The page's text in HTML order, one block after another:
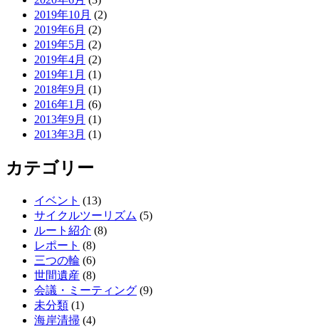
2019年10月 (2)
2019年6月 (2)
2019年5月 (2)
2019年4月 (2)
2019年1月 (1)
2018年9月 (1)
2016年1月 (6)
2013年9月 (1)
2013年3月 (1)
カテゴリー
イベント (13)
サイクルツーリズム (5)
ルート紹介 (8)
レポート (8)
三つの輪 (6)
世間遺産 (8)
会議・ミーティング (9)
未分類 (1)
海岸清掃 (4)